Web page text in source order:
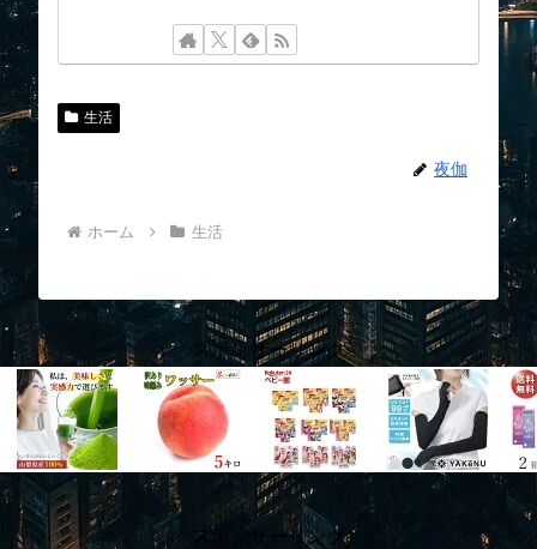
生活
夜伽
ホーム 生活
スポンサーリンク
スポンサーリンク